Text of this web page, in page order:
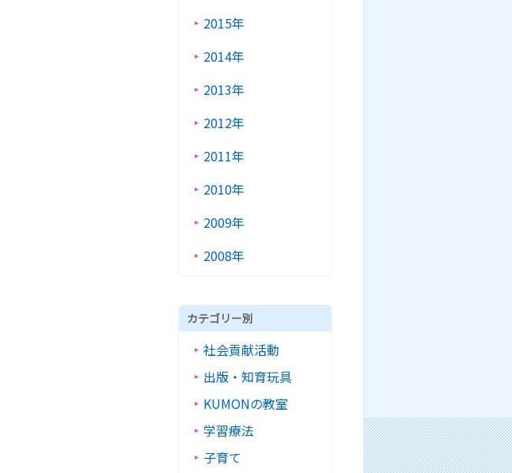
2015年
2014年
2013年
2012年
2011年
2010年
2009年
2008年
カテゴリー別
社会貢献活動
出版・知育玩具
KUMONの教室
学習療法
子育て